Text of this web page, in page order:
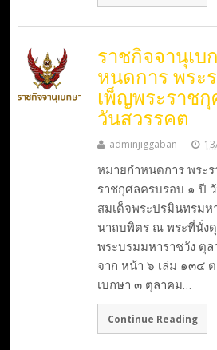
ราชกิจจานุเบ
หนดการ พระ
เพ็ญพระราช
วันสวรรคต
adminjiggaban
หมายกําหนดการ พระ
ราชกุศลครบรอบ ๑ ปี
สมเด็จพระปรมินทรม
นาถบพิตร ณ พระที่นั่ง
พระบรมมหาราชวัง ตุ
จาก หน้า ๖ เล่ม ๑๓๔
เบกษา ๓ ตุลาคม…
Continue Reading